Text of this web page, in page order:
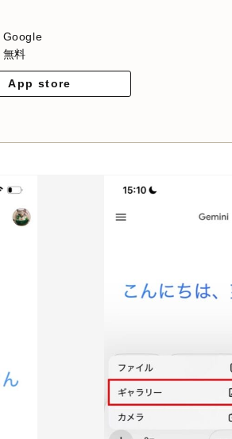
Google
無料
App store